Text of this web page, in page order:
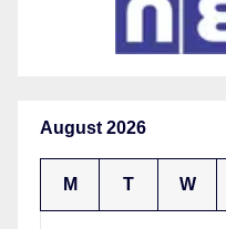
August 2026
M T W